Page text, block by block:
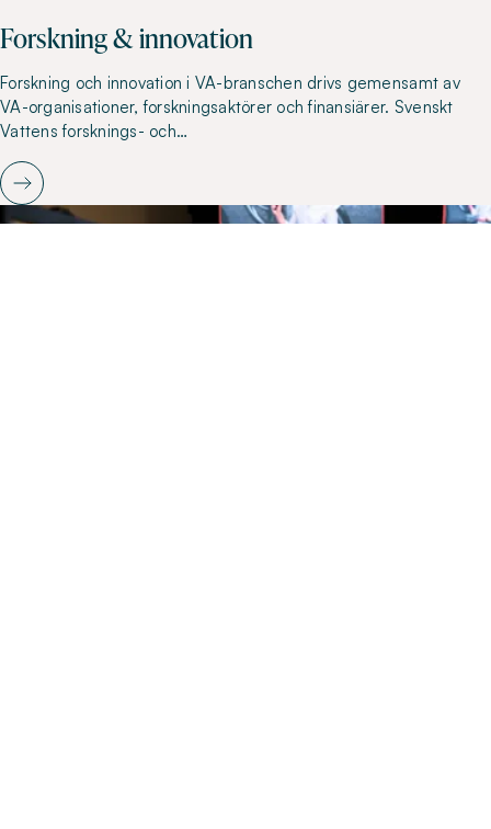
Forskning & innovation
Forskning och innovation i VA-branschen drivs gemensamt av
VA-organisationer, forskningsaktörer och finansiärer. Svenskt
Vattens forsknings- och…